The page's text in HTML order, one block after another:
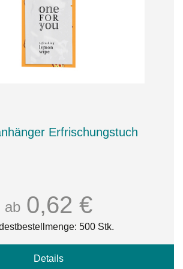
Erfrischungstuch
ab 0,62 €
500 Stk.
Details